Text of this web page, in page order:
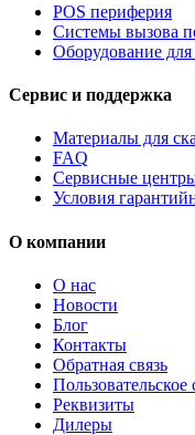
POS периферия
Системы вызова
Оборудование
Сервис и поддержка
Материалы для
FAQ
Сервисные
Условия
О компании
О нас
Новости
Блог
Контакты
Обратная связь
Пользовательское
Реквизиты
Дилеры